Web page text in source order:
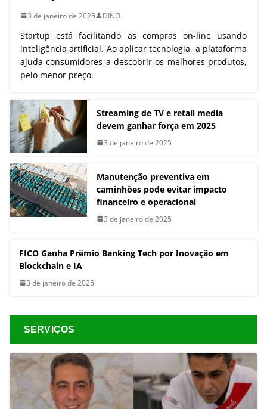
3 de janeiro de 2025 DINO
Startup está facilitando as compras on-line usando
inteligência artificial. Ao aplicar tecnologia, a plataforma
ajuda consumidores a descobrir os melhores produtos,
pelo menor preço.
Streaming de TV e retail media
devem ganhar força em 2025
3 de janeiro de 2025
Manutenção preventiva em
caminhões pode evitar impacto
financeiro e operacional
3 de janeiro de 2025
FICO Ganha Prêmio Banking Tech por Inovação em
Blockchain e IA
3 de janeiro de 2025
SERVIÇOS